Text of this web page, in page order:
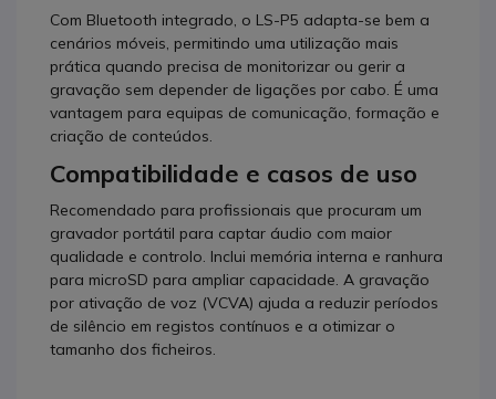
Com Bluetooth integrado, o LS-P5 adapta-se bem a
cenários móveis, permitindo uma utilização mais
prática quando precisa de monitorizar ou gerir a
gravação sem depender de ligações por cabo. É uma
vantagem para equipas de comunicação, formação e
criação de conteúdos.
Compatibilidade e casos de uso
Recomendado para profissionais que procuram um
gravador portátil para captar áudio com maior
qualidade e controlo. Inclui memória interna e ranhura
para microSD para ampliar capacidade. A gravação
por ativação de voz (VCVA) ajuda a reduzir períodos
de silêncio em registos contínuos e a otimizar o
tamanho dos ficheiros.